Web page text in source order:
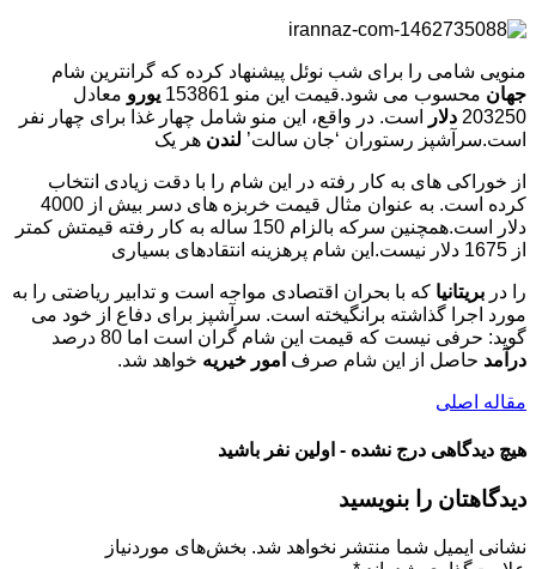
منویی شامی را برای شب نوئل پیشنهاد کرده که گرانترین شام
جهان محسوب می شود.قیمت این منو 153861 یورو معادل
203250 دلار
است. در واقع، این منو شامل چهار غذا برای چهار نفر
است.سرآشپز رستوران ‘جان سالت’ لندن هر یک
از خوراکی های به کار رفته در این شام را با دقت زیادی انتخاب
کرده است. به عنوان مثال قیمت خربزه های دسر بیش از 4000
دلار است.همچنین سرکه بالزام 150 ساله به کار رفته قیمتش کمتر
از 1675 دلار نیست.این شام پرهزینه انتقادهای بسیاری
را در بریتانیا که با بحران اقتصادی مواجه است و تدابیر ریاضتی را به
مورد اجرا گذاشته برانگیخته است. سرآشپز برای دفاع از خود می
گوید: حرفی نیست که قیمت این شام گران است اما 80 درصد
درآمد حاصل از این شام صرف امور خیریه خواهد شد.
مقاله اصلی
هیچ دیدگاهی درج نشده - اولین نفر باشید
دیدگاهتان را بنویسید
نشانی ایمیل شما منتشر نخواهد شد. بخش‌های موردنیاز